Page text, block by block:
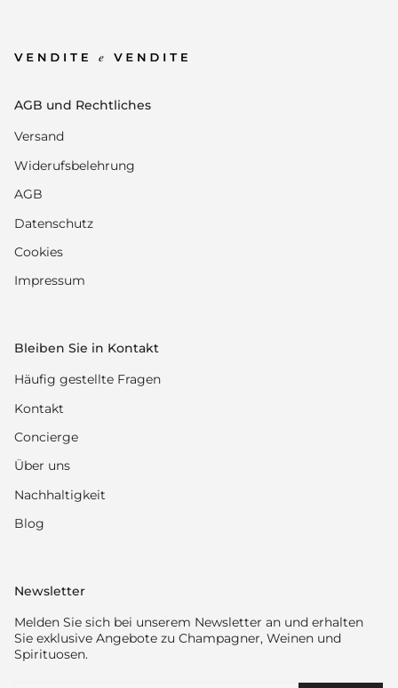
AGB und Rechtliches
Versand
Widerufsbelehrung
AGB
Datenschutz
Cookies
Impressum
Bleiben Sie in Kontakt
Häufig gestellte Fragen
Kontakt
Concierge
Über uns
Nachhaltigkeit
Blog
Newsletter
Melden Sie sich bei unserem Newsletter an und erhalten
Sie exklusive Angebote zu Champagner, Weinen und
Spirituosen.